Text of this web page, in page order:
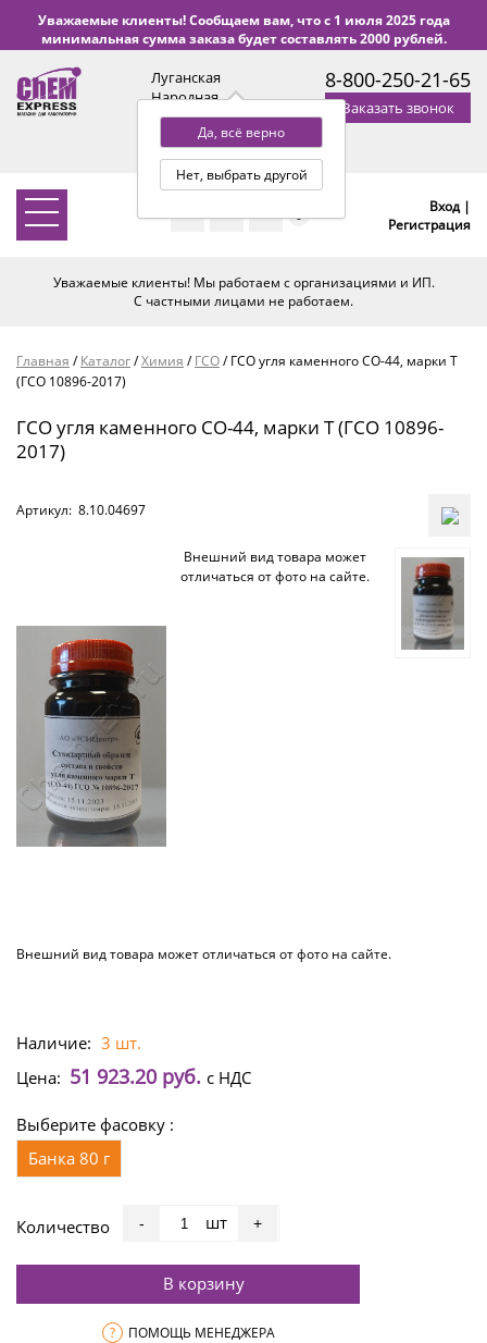
Уважаемые клиенты! Сообщаем вам, что с 1 июля 2025 года
минимальная сумма заказа будет составлять 2000 рублей.
Луганская
Народная
Республика
Да, всё верно
Нет, выбрать другой
с 9:00 до 18:00 по Уфе
(+2 МСК)
8-800-250-21-65
Заказать звонок
0
Вход |
Регистрация
Уважаемые клиенты! Мы работаем с организациями и ИП.
С частными лицами не работаем.
Главная /Каталог/Химия /ГСО/ГСО угля каменного СО-44, марки Т
(ГСО 10896-2017)
ГСО угля каменного СО-44, марки Т (ГСО 10896-
2017)
Артикул: 8.10.04697
Внешний вид товара может
отличаться от фото на сайте.
Внешний вид товара может отличаться от фото на сайте.
Наличие: 3 шт.
Цена: 51 923.20 руб. с НДС
Выберите фасовку :
Банка 80 г
Количество - шт +
В корзину
? ПОМОЩЬ МЕНЕДЖЕРА